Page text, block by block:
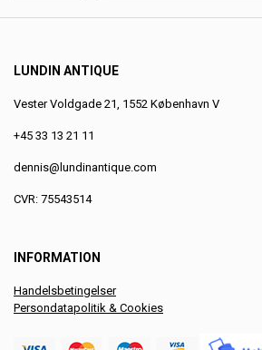
LUNDIN ANTIQUE
Vester Voldgade 21, 1552 København V
+45 33 13 21 11
dennis@lundinantique.com
CVR: 75543514
INFORMATION
Handelsbetingelser
Persondatapolitik & Cookies